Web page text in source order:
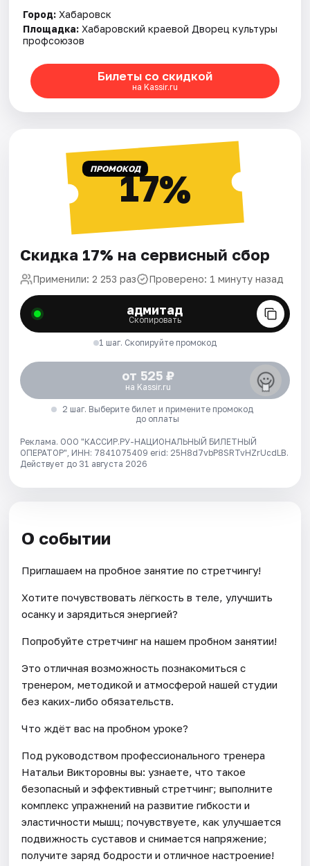
Город: Хабаровск
Площадка: Хабаровский краевой Дворец культуры
профсоюзов
Билеты со скидкой
на Kassir.ru
ПРОМОКОД17%
Скидка 17% на сервисный сбор
Применили: 2 253 раз Проверено: 1 минуту назад
адмитад
Скопировать
1 шаг. Скопируйте промокод
от 525 ₽
на Kassir.ru
2 шаг. Выберите билет и примените промокод
до оплаты
Реклама. ООО "КАССИР.РУ-НАЦИОНАЛЬНЫЙ БИЛЕТНЫЙ
ОПЕРАТОР", ИНН: 7841075409 erid: 25H8d7vbP8SRTvHZrUcdLB.
Действует до 31 августа 2026
О событии
Приглашаем на пробное занятие по стретчингу!
Хотите почувствовать лёгкость в теле, улучшить
осанку и зарядиться энергией?
Попробуйте стретчинг на нашем пробном занятии!
Это отличная возможность познакомиться с
тренером, методикой и атмосферой нашей студии
без каких-либо обязательств.
Что ждёт вас на пробном уроке?
Под руководством профессионального тренера
Натальи Викторовны вы: узнаете, что такое
безопасный и эффективный стретчинг; выполните
комплекс упражнений на развитие гибкости и
эластичности мышц; почувствуете, как улучшается
подвижность суставов и снимается напряжение;
получите заряд бодрости и отличное настроение!